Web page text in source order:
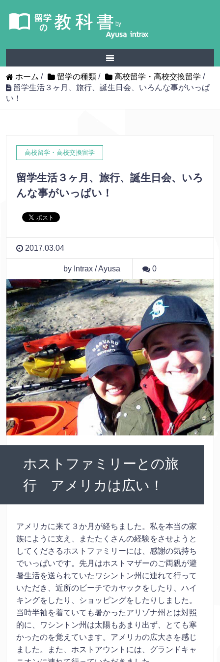
ホーム / 留学の種類 / 高校留学・高校交換留学 /
留学生活３ヶ月、旅行、誕生日会、いろんな事がいっぱ
い！
高校留学・高校交換留学
留学生活３ヶ月、旅行、誕生日会、いろ
んな事がいっぱい！
2017.03.04
by Intrax / Ayusa 0
ホストファミリーとの旅
行 アメリカは広い！
アメリカに来て３か月が経ちました。私を本当の家
族にように支え、またたくさんの経験をさせようと
してくださるホストファミリーには、感謝の気持ち
でいっぱいです。先月はホストマザーのご両親が避
暑生活を送られていたワシントン州に連れて行って
いただき、近所のビーチでカヤックをしたり、ハイ
キングをしたり、ショッピングをしたりしました。
当時半袖を着ていても暑かったアリゾナ州とは対照
的に、ワシントン州は太陽もあまり出ず、とても寒
かったのを覚えています。アメリカの広大さを感じ
ました。また、ホストアウントには、グランドキャ